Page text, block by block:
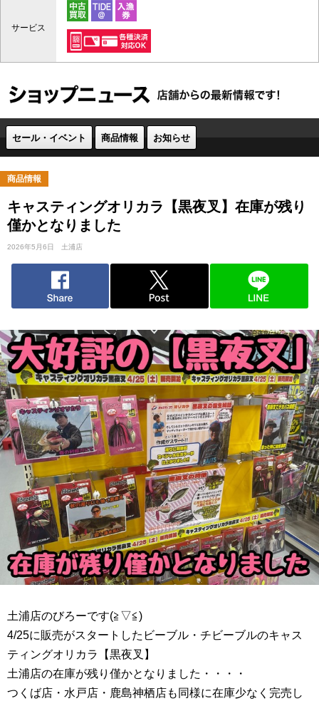
サービス
セール・イベント 商品情報 お知らせ
商品情報
キャスティングオリカラ【黒夜叉】在庫が残り
僅かとなりました
2026年5月6日 土浦店
土浦店のびろーです(≧▽≦)
4/25に販売がスタートしたビーブル・チビーブルのキャス
ティングオリカラ【黒夜叉】
土浦店の在庫が残り僅かとなりました・・・・
つくば店・水戸店・鹿島神栖店も同様に在庫少なく完売し